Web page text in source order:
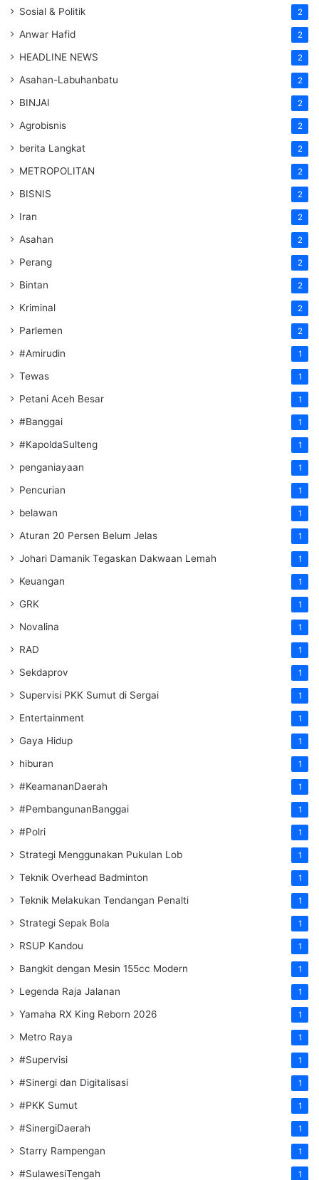
Sosial & Politik 2
Anwar Hafid 2
HEADLINE NEWS 2
Asahan-Labuhanbatu 2
BINJAI 2
Agrobisnis 2
berita Langkat 2
METROPOLITAN 2
BISNIS 2
Iran 2
Asahan 2
Perang 2
Bintan 2
Kriminal 2
Parlemen 2
#Amirudin 1
Tewas 1
Petani Aceh Besar 1
#Banggai 1
#KapoldaSulteng 1
penganiayaan 1
Pencurian 1
belawan 1
Aturan 20 Persen Belum Jelas 1
Johari Damanik Tegaskan Dakwaan Lemah 1
Keuangan 1
GRK 1
Novalina 1
RAD 1
Sekdaprov 1
Supervisi PKK Sumut di Sergai 1
Entertainment 1
Gaya Hidup 1
hiburan 1
#KeamananDaerah 1
#PembangunanBanggai 1
#Polri 1
Strategi Menggunakan Pukulan Lob 1
Teknik Overhead Badminton 1
Teknik Melakukan Tendangan Penalti 1
Strategi Sepak Bola 1
RSUP Kandou 1
Bangkit dengan Mesin 155cc Modern 1
Legenda Raja Jalanan 1
Yamaha RX King Reborn 2026 1
Metro Raya 1
#Supervisi 1
#Sinergi dan Digitalisasi 1
#PKK Sumut 1
#SinergiDaerah 1
Starry Rampengan 1
#SulawesiTengah 1